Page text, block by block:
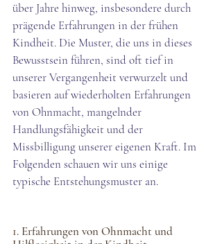
über Jahre hinweg, insbesondere durch
prägende Erfahrungen in der frühen
Kindheit. Die Muster, die uns in dieses
Bewusstsein führen, sind oft tief in
unserer Vergangenheit verwurzelt und
basieren auf wiederholten Erfahrungen
von Ohnmacht, mangelnder
Handlungsfähigkeit und der
Missbilligung unserer eigenen Kraft. Im
Folgenden schauen wir uns einige
typische Entstehungsmuster an.
1. Erfahrungen von Ohnmacht und